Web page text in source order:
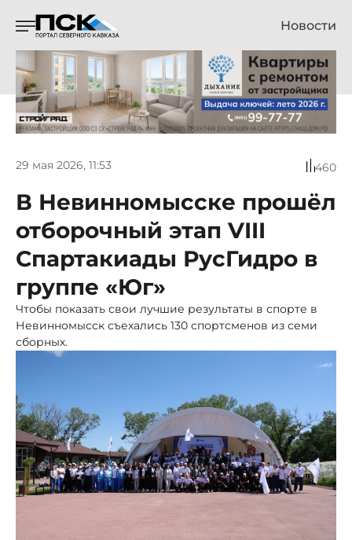
Новости
29 мая 2026, 11:53 460
В Невинномысске прошёл
отборочный этап VIII
Спартакиады РусГидро в
группе «Юг»
Чтобы показать свои лучшие результаты в спорте в
Невинномысск съехались 130 спортсменов из семи
сборных.